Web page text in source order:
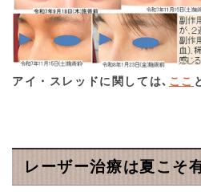
及び精神科外来(いずれも自由診
ました。初診時はどうしても来
度の時間がかかりますが、再診
ール内容に返信しておいていた
薬を処方いたします。便秘症、
各種の痛みなど幅広く診療いた
おいて「カフェイン」「アルコ
る方の診療はご遠慮願います。
アイ・スレッドに関しては､ ここ
レーザー治療は夏こそ